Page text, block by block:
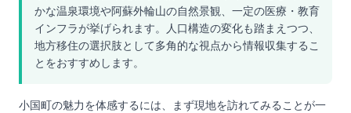
かな温泉環境や阿蘇外輪山の自然景観、一定の医療・教育
インフラが挙げられます。人口構造の変化も踏まえつつ、
地方移住の選択肢として多角的な視点から情報収集するこ
とをおすすめします。
小国町の魅力を体感するには、まず現地を訪れてみることが一